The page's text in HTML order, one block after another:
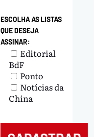
ESCOLHA AS LISTAS
QUE DESEJA
ASSINAR:
Editorial
BdF
Ponto
Notícias da
China